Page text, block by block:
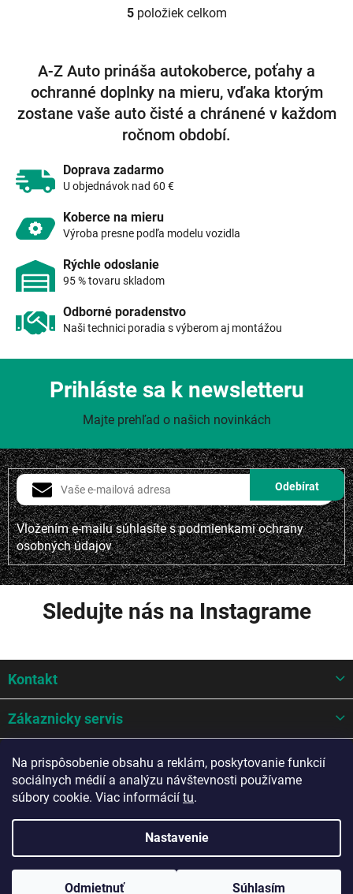
Na prispôsobenie obsahu a reklám, poskytovanie funkcií
sociálnych médií a analýzu návštevnosti používame
súbory cookie. Viac informácií tu.
Nastavenie
Odmietnuť Súhlasím
O
á
d
a
c
i
e
v
5položiek celkom
A-Z Auto prináša autokoberce, poťahy a
ochranné doplnky na mieru, vďaka ktorým
zostane vaše auto čisté a chránené v každom
ročnom období.
Doprava zadarmo
U objednávok nad 60 €
Koberce na mieru
Výroba presne podľa modelu vozidla
Rýchle odoslanie
95 % tovaru skladom
Odborné poradenstvo
Naši technici poradia s výberom aj montážou
Vložením e-mailu súhlasíte spodmienkami ochrany
osobných údajov
Prihláste sa k newsletteru
Majte prehľad o našich novinkách
Sledujte nás na Instagrame
p
t
Kontakt
Zákaznicky servis
Mohlo by sa hodit
Potrebujete poradiť?
Copyright 2026A-Z AUTO Slovakia s.r.o.. Všetky práva vyhradené.
Upraviť nastavenie cookies